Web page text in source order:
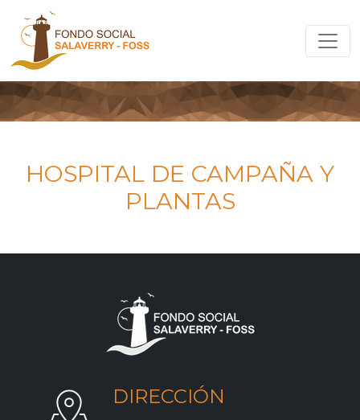
HOSPITAL DE CAMPAÑA Y
PLANTAS
DIRECCIÓN